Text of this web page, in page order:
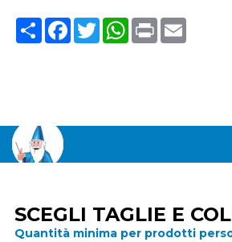
ShareFacebook
TwitterWhatsApp
PrintEmail
SCEGLI TAGLIE E
Quantità minima per prodotti